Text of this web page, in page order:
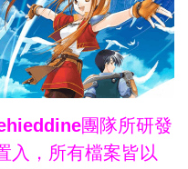
團隊所研發
入，所有檔案皆以